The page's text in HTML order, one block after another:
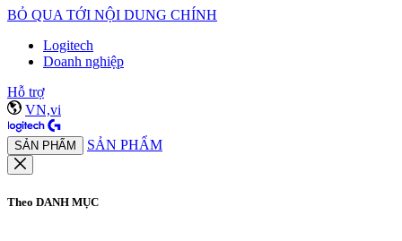
BỎ QUA TỚI NỘI DUNG CHÍNH
Logitech
Doanh nghiệp
Hỗ trợ
VN,vi
SẢN PHẨM SẢN PHẨM
Theo DANH MỤC